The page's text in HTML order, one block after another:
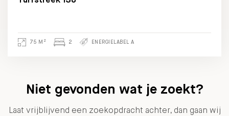
75 M 2 2 ENERGIELABEL A
Niet gevonden wat je zoekt?
Laat vrijblijvend een zoekopdracht achter, dan gaan wij